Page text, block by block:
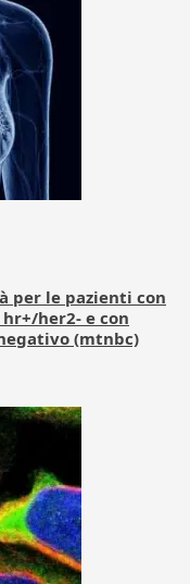
per le pazienti con
her2- e con
(mtnbc)